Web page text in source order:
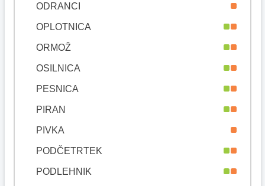
ODRANCI
OPLOTNICA
ORMOŽ
OSILNICA
PESNICA
PIRAN
PIVKA
PODČETRTEK
PODLEHNIK